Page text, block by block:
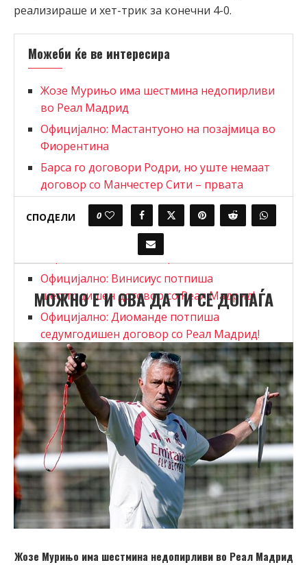
реализираше и хет-трик за конечни 4-0.
Можеби ќе ве интересира
Жозе Мурињо има шестмина недопирливи
во Реал Мадрид
Официјално: Мастантуоно на позајмица во
Фиорентина
Барса го договори Родри, но уште немаат
договор со Манчестер Сити – првата
понуда им е одбиена!
Диоманде и Винисиус Жуниор паднаа во
втор план, навивачите на Реал го молат
Перез да го донесе Родри
Официјално: Винисиус потпиша
шестгодишен договор со Реал Мадрид!
Официјално: Диоманде потпиша
седумгодишен договор со Реал Мадрид!
СПОДЕЛИ 0
МОЖНО Е И ОВА ДА ТИ СЕ ДОПАЃА
Жозе Мурињо има шестмина недопирливи во Реал Мадрид